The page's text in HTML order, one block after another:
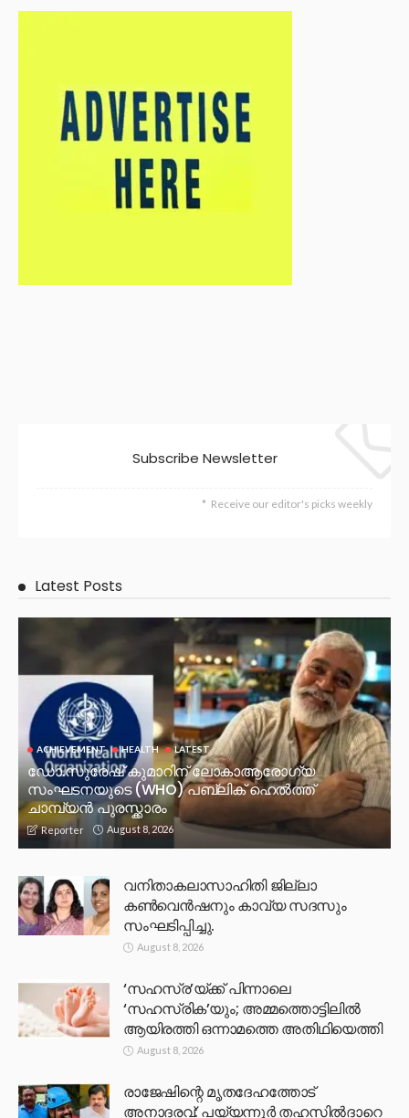
Subscribe Newsletter
Receive our editor's picks weekly
Latest Posts
ACHIEVEMENT HEALTH LATEST
ഡോ.സുരേഷ് കുമാറിന് ലോകാആരോഗ്യ
സംഘടനയുടെ (WHO) പബ്ലിക് ഹെൽത്ത്
ചാമ്പ്യൻ പുരസ്ക്കാരം
Reporter August 8, 2026
വനിതാകലാസാഹിതി ജില്ലാ
കൺവെൻഷനും കാവ്യ സദസും
സംഘടിപ്പിച്ചു.
August 8, 2026
‘സഹസ്ര’യ്ക്ക് പിന്നാലെ
‘സഹസ്രിക’യും; അമ്മത്തൊട്ടിലിൽ
ആയിരത്തി ഒന്നാമത്തെ അതിഥിയെത്തി
August 8, 2026
രാജേഷിന്റെ മൃതദേഹത്തോട്
അനാദരവ്: പയ്യന്നൂർ തഹസിൽദാറെ